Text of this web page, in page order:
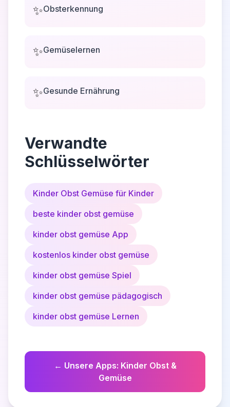
✨Obsterkennung
✨Gemüselernen
✨Gesunde Ernährung
Verwandte
Schlüsselwörter
Kinder Obst Gemüse für Kinder
beste kinder obst gemüse
kinder obst gemüse App
kostenlos kinder obst gemüse
kinder obst gemüse Spiel
kinder obst gemüse pädagogisch
kinder obst gemüse Lernen
← Unsere Apps: Kinder Obst &
Gemüse